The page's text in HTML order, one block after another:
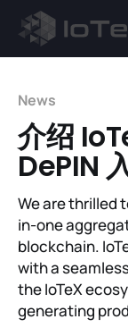
News
介绍
DePIN
We are thrilled
in-one
blockchain.
with a
the IoTeX
generating